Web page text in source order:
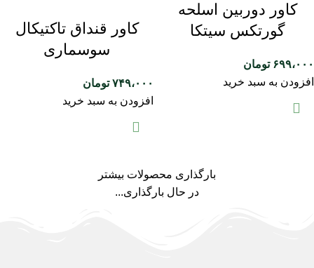
کاور دوربین اسلحه
گورتکس سیتکا
۶۹۹،۰۰۰ تومان
افزودن به سبد خرید
کاور قنداق تاکتیکال
سوسماری
۷۴۹،۰۰۰ تومان
افزودن به سبد خرید
بارگذاری محصولات بیشتر
در حال بارگذاری...